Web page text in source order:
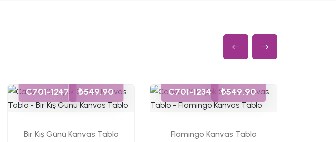
C701-1247 ₺549,90
Bir Kış Günü Kanvas Tablo
C701-1234 ₺549,90
Flamingo Kanvas Tablo